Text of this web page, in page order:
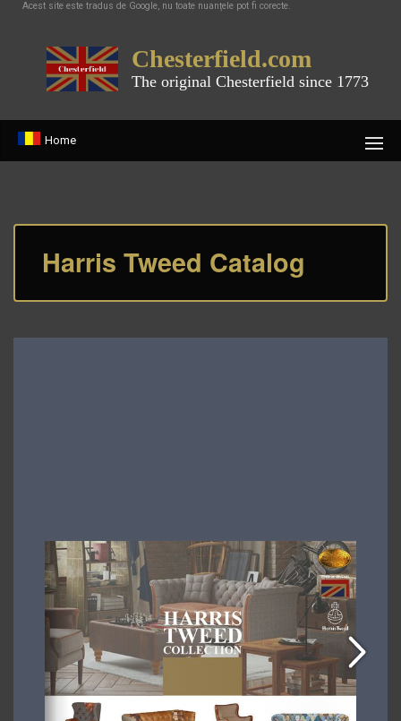
Acest site este tradus de Google, nu toate nuanțele pot fi corecte.
Chesterfield.com
The original Chesterfield since 1773
Home
Harris Tweed Catalog